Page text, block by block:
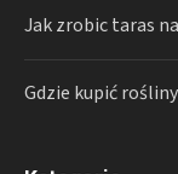
Jak zrobic taras
Gdzie kupić